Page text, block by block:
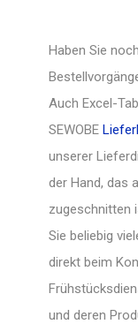
Haben Sie
Auch Excel-
SEWOBE
unserer
der Hand, das
zugeschnitten
Sie beliebig
direkt beim
und deren